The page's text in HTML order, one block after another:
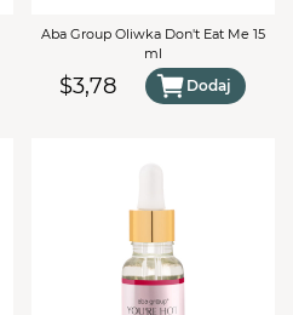
Aba Group Oliwka Don't Eat Me 15
ml
$3,78 Dodaj